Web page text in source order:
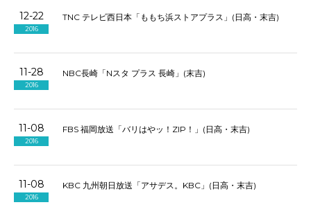
12-22
2016
TNC テレビ西日本「ももち浜ストアプラス」(日高・末吉)
11-28
2016
NBC長崎「Nスタ プラス 長崎」(末吉)
11-08
2016
FBS 福岡放送「バリはやッ！ZIP！」(日高・末吉)
11-08
2016
KBC 九州朝日放送「アサデス。KBC」(日高・末吉)